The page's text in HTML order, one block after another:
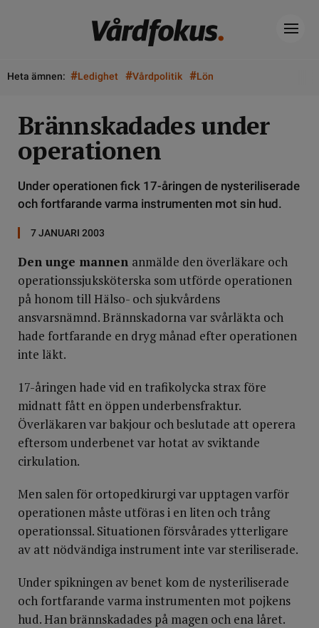
Heta ämnen: #Ledighet #Vårdpolitik #Lön
Brännskadades under
operationen
Under operationen fick 17-åringen de nysteriliserade
och fortfarande varma instrumenten mot sin hud.
7 JANUARI 2003
Den unge mannen anmälde den överläkare och
operationssjuksköterska som utförde operationen
på honom till Hälso- och sjukvårdens
ansvarsnämnd. Brännskadorna var svårläkta och
hade fortfarande en dryg månad efter operationen
inte läkt.
17-åringen hade vid en trafikolycka strax före
midnatt fått en öppen underbensfraktur.
Överläkaren var bakjour och beslutade att operera
eftersom underbenet var hotat av sviktande
cirkulation.
Men salen för ortopedkirurgi var upptagen varför
operationen måste utföras i en liten och trång
operationssal. Situationen försvårades ytterligare
av att nödvändiga instrument inte var steriliserade.
Under spikningen av benet kom de nysteriliserade
och fortfarande varma instrumenten mot pojkens
hud. Han brännskadades på magen och ena låret.